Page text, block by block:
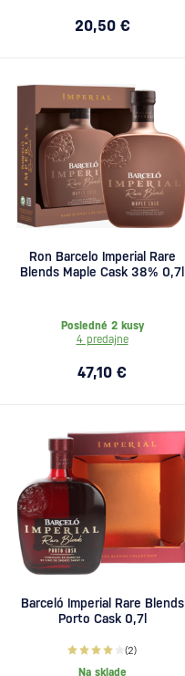
20,50 €
Ron Barcelo Imperial Rare
Blends Maple Cask 38% 0,7l
Posledné 2 kusy
4 predajne
47,10 €
Barceló Imperial Rare Blends
Porto Cask 0,7l
(2)
Na sklade